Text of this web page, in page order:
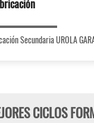
Secundaria UROLA
CICLOS